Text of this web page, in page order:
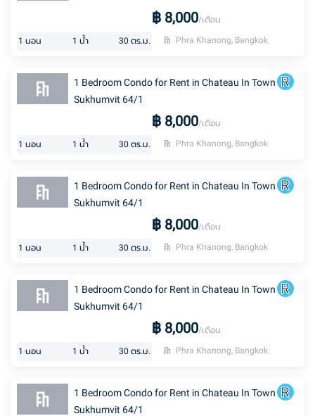
฿ 8,000/เดือน
1 นอน 1 น้ำ 30 ตร.ม. Phra Khanong, Bangkok
1 Bedroom Condo for Rent in Chateau In Town
Sukhumvit 64/1
฿ 8,000/เดือน
1 นอน 1 น้ำ 30 ตร.ม. Phra Khanong, Bangkok
1 Bedroom Condo for Rent in Chateau In Town
Sukhumvit 64/1
฿ 8,000/เดือน
1 นอน 1 น้ำ 30 ตร.ม. Phra Khanong, Bangkok
1 Bedroom Condo for Rent in Chateau In Town
Sukhumvit 64/1
฿ 8,000/เดือน
1 นอน 1 น้ำ 30 ตร.ม. Phra Khanong, Bangkok
1 Bedroom Condo for Rent in Chateau In Town
Sukhumvit 64/1